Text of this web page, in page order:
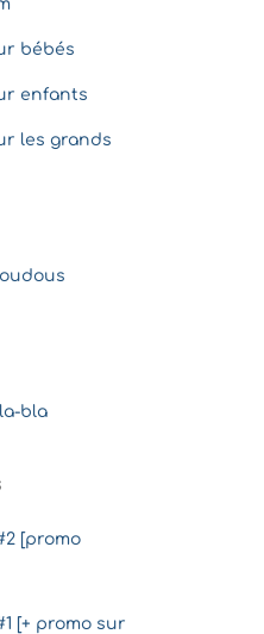
bébés
enfants
les grands
bla
[promo
[+ promo sur